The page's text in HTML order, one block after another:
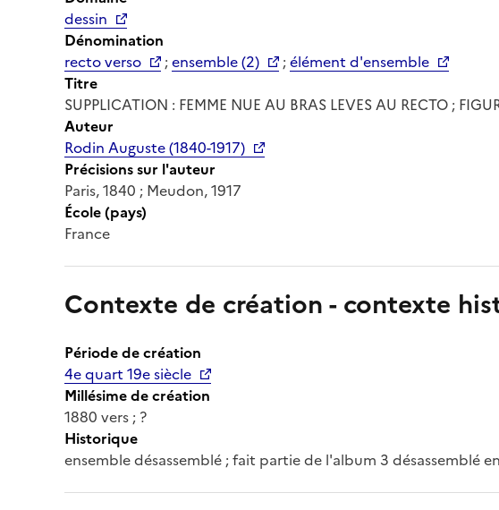
dessin
Dénomination
recto verso
;ensemble (2) ;élément d'ensemble
Titre
SUPPLICATION : FEMME NUE AU BRAS LEVES AU RECTO ;
Auteur
Rodin Auguste (1840-1917)
Précisions sur l'auteur
Paris, 1840 ; Meudon, 1917
École (pays)
France
Contexte de création - contexte
Période de création
4e quart 19e siècle
Millésime de création
1880 vers ; ?
Historique
ensemble désassemblé ; fait partie de l'album 3 désassemblé